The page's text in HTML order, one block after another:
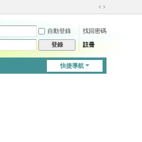
切
到
自動登錄
找回密碼
登錄 註冊
快捷導航